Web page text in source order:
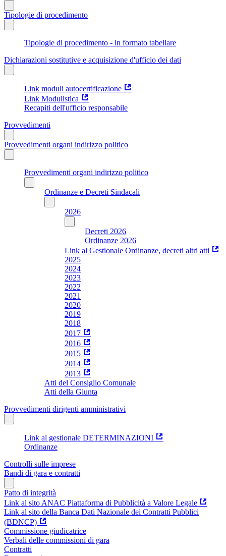
Tipologie di procedimento
Tipologie di procedimento - in formato tabellare
Dichiarazioni sostitutive e acquisizione d'ufficio dei dati
Link moduli autocertificazione
Link Modulistica
Recapiti dell'ufficio responsabile
Provvedimenti
Provvedimenti organi indirizzo politico
Provvedimenti organi indirizzo politico
Ordinanze e Decreti Sindacali
2026
Decreti 2026
Ordinanze 2026
Link al Gestionale Ordinanze, decreti altri atti
2025
2024
2023
2022
2021
2020
2019
2018
2017
2016
2015
2014
2013
Atti del Consiglio Comunale
Atti della Giunta
Provvedimenti dirigenti amministrativi
Link al gestionale DETERMINAZIONI
Ordinanze
Controlli sulle imprese
Bandi di gara e contratti
Patto di integrità
Link al sito ANAC Piattaforma di Pubblicità a Valore Legale
Link al sito della Banca Dati Nazionale dei Contratti Pubblici
(BDNCP)
Commissione giudicatrice
Verbali delle commissioni di gara
Contratti